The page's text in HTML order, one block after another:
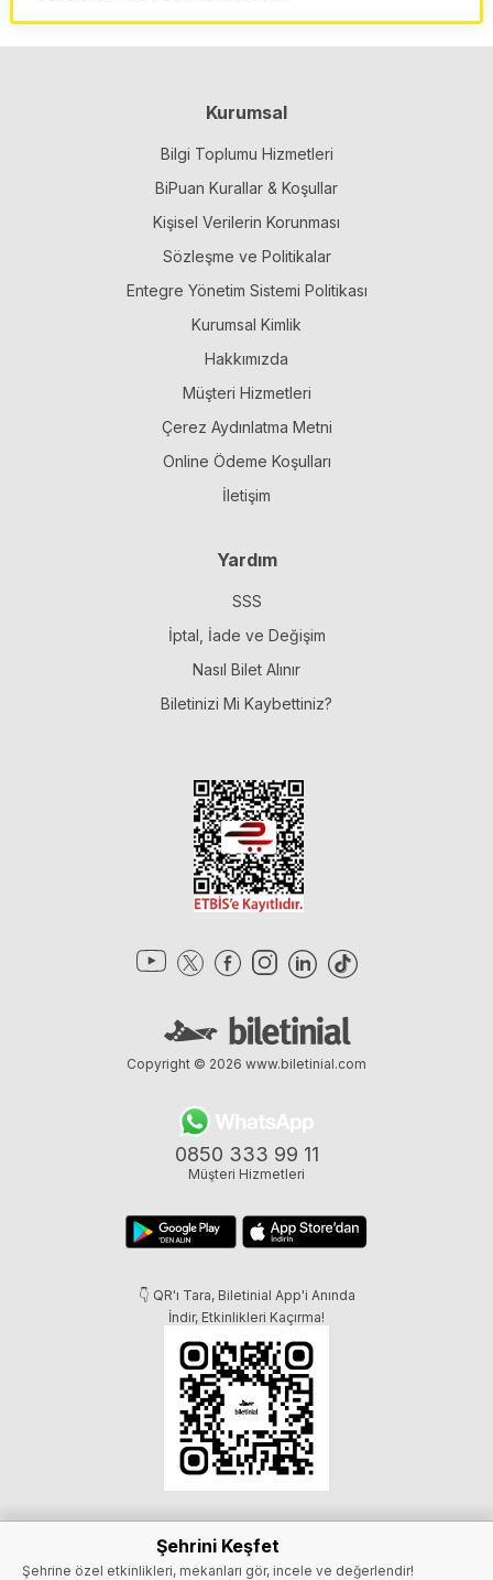
Şehrini Keşfet
Şehrine özel etkinlikleri, mekanları gör, incele ve değerlendir!
Kurumsal
Bilgi Toplumu Hizmetleri
BiPuan Kurallar & Koşullar
Kişisel Verilerin Korunması
Sözleşme ve Politikalar
Entegre Yönetim Sistemi Politikası
Kurumsal Kimlik
Hakkımızda
Müşteri Hizmetleri
Çerez Aydınlatma Metni
Online Ödeme Koşulları
İletişim
Yardım
SSS
İptal, İade ve Değişim
Nasıl Bilet Alınır
Biletinizi Mi Kaybettiniz?
0850 333 99 11
Müşteri Hizmetleri
👇 QR'ı Tara, Biletinial App'i Anında
İndir, Etkinlikleri Kaçırma!
Copyright © 2026 www.biletinial.com